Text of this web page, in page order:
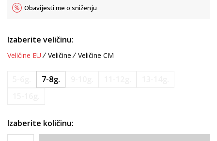
Obavijesti me o sniženju
Izaberite veličinu:
Veličine EU Veličine Veličine CM
7-8g.
Izaberite količinu: